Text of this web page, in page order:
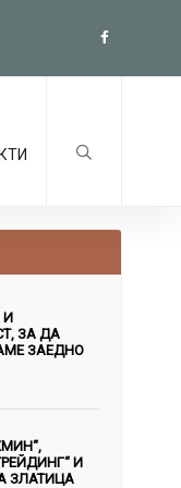
И
ЗА ДА
ЗАЕДНО
И
ЗЛАТИЦА